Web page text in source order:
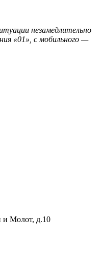
незамедлительно
«01», с мобильного —
и Молот, д.10